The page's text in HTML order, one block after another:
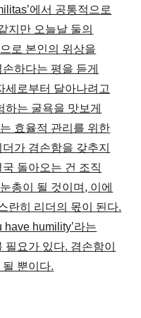
에서 공통적으로
지만 오늘날 둘의
로 본인의 위상을
하다는 평을 듣게
세로부터 달아나려고
하는 굴욕을 맛보게
효율적 관리를 위한
가 겸손함을 갖추지
돌아오는 건 조직
총이 될 것이며, 이에
란히 리더의 몫이 된다.
have humility’라는
요가 있다. 겸손함이
뿐이다.